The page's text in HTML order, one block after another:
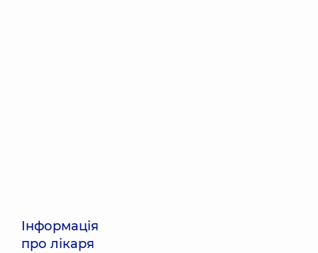
Інформація
про лікаря